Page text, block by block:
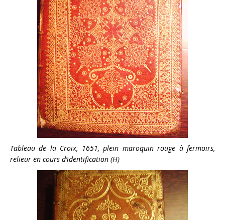
Tableau de la Croix, 1651, plein maroquin rouge à fermoirs,
relieur en cours d’identification (H)